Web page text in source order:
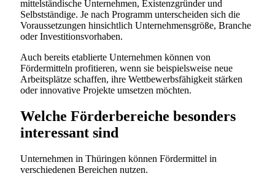
mittelständische Unternehmen, Existenzgründer und
Selbstständige. Je nach Programm unterscheiden sich die
Voraussetzungen hinsichtlich Unternehmensgröße, Branche
oder Investitionsvorhaben.
Auch bereits etablierte Unternehmen können von
Fördermitteln profitieren, wenn sie beispielsweise neue
Arbeitsplätze schaffen, ihre Wettbewerbsfähigkeit stärken
oder innovative Projekte umsetzen möchten.
Welche Förderbereiche besonders
interessant sind
Unternehmen in Thüringen können Fördermittel in
verschiedenen Bereichen nutzen.